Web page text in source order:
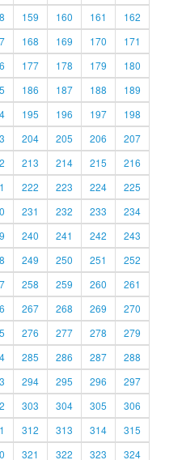
159 160 161
162
168 169 170
171
177 178 179
180
186 187 188
189
195 196 197
198
204 205 206
207
213 214 215
216
222 223 224
225
231 232 233
234
240 241 242
243
249 250 251
252
258 259 260
261
267 268 269
270
276 277 278
279
285 286 287
288
294 295 296
297
303 304 305
306
312 313 314
315
321 322 323 324